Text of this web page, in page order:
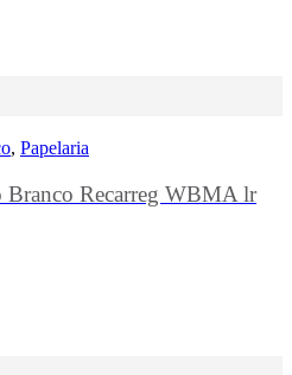
, Papelaria
Branco Recarreg WBMA lr